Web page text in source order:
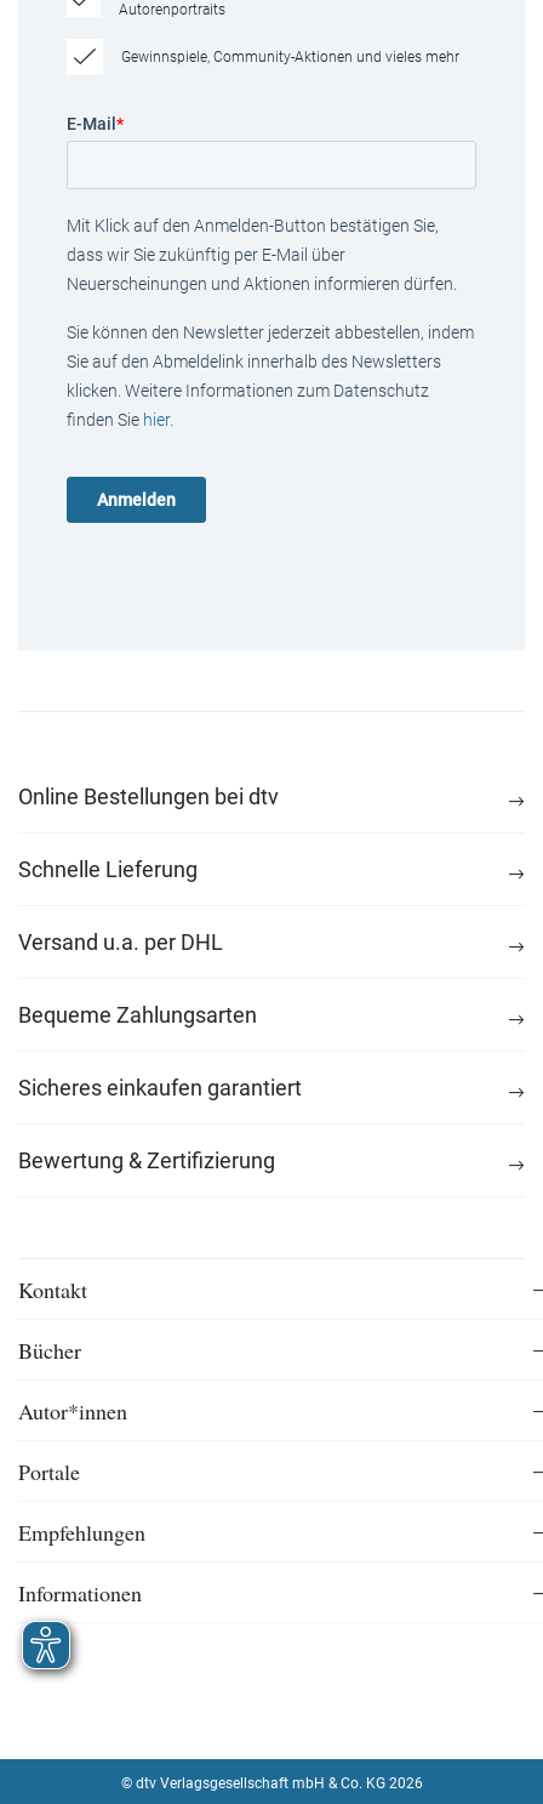
Autorenportraits
Gewinnspiele, Community-Aktionen und vieles mehr
E-Mail *
Mit Klick auf den Anmelden-Button bestätigen Sie,
dass wir Sie zukünftig per E-Mail über
Neuerscheinungen und Aktionen informieren dürfen.
Sie können den Newsletter jederzeit abbestellen, indem
Sie auf den Abmeldelink innerhalb des Newsletters
klicken. Weitere Informationen zum Datenschutz
finden Sie hier.
Online Bestellungen bei dtv
Schnelle Lieferung
Versand u.a. per DHL
Bequeme Zahlungsarten
Sicheres einkaufen garantiert
Bewertung & Zertifizierung
Kontakt
Bücher
Autor*innen
Portale
Empfehlungen
Informationen
© dtv Verlagsgesellschaft mbH & Co. KG 2026